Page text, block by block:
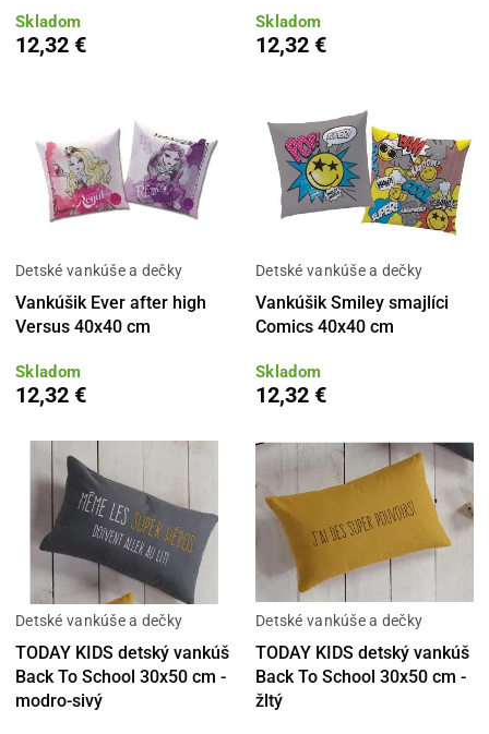
Skladom
12,32 €
Skladom
12,32 €
Detské vankúše a dečky
Vankúšik Ever after high
Versus 40x40 cm
Skladom
12,32 €
Detské vankúše a dečky
Vankúšik Smiley smajlíci
Comics 40x40 cm
Skladom
12,32 €
Detské vankúše a dečky
TODAY KIDS detský vankúš
Back To School 30x50 cm -
modro-sivý
Detské vankúše a dečky
TODAY KIDS detský vankúš
Back To School 30x50 cm -
žltý